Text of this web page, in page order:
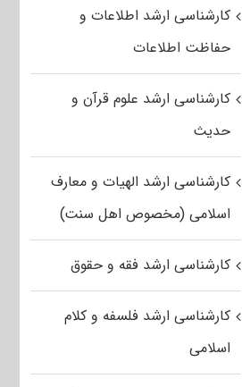
کارشناسی ارشد اطلاعات و
حفاظت اطلاعات
کارشناسی ارشد علوم قرآن و
حدیث
کارشناسی ارشد الهیات و معارف
اسلامی (مخصوص اهل سنت)
کارشناسی ارشد فقه و حقوق
کارشناسی ارشد فلسفه و کلام
اسلامی